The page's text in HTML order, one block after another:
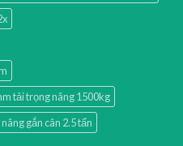
tải trọng nâng 1500kg
nâng gắn cân 2.5 tấn